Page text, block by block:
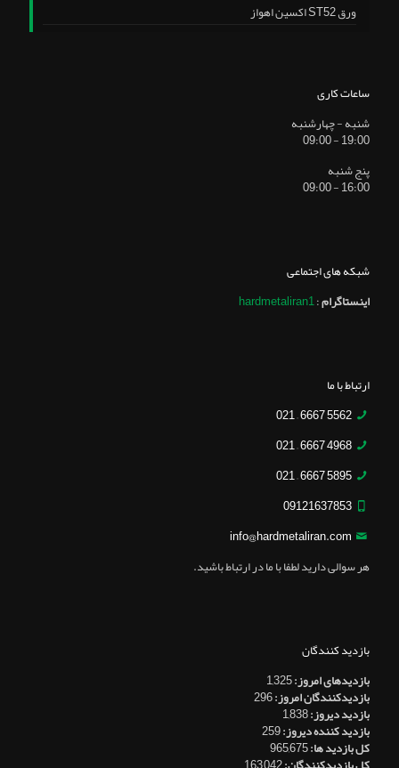
ورق ST52 اکسین اهواز
ساعات کاری
شنبه - چهارشنبه
19:00 - 09:00
پنج شنبه
16:00 - 09:00
شبکه های اجتماعی
اینستاگرام:
hardmetaliran1
ارتباط با ما
5562 6667 – 021
4968 6667 – 021
5895 6667 – 021
09121637853
info@hardmetaliran.com
هر سوالی دارید لطفا با ما در ارتباط باشید.
بازدید کنندگان
بازدیدهای امروز:1,325
بازدیدکنندگان امروز:296
بازدید دیروز:1,838
بازدید کننده دیروز:259
کل بازدید ها:965,675